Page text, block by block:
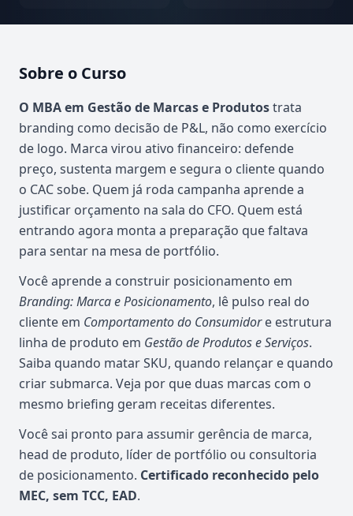
Sobre o Curso
Atualizado em abril de 2026
O MBA em Gestão de Marcas e Produtostrata
branding como decisão de P&L, não como exercício
de logo. Marca virou ativo financeiro: defende
preço, sustenta margem e segura o cliente quando
o CAC sobe. Quem já roda campanha aprende a
justificar orçamento na sala do CFO. Quem está
entrando agora monta a preparação que faltava
para sentar na mesa de portfólio.
Você aprende a construir posicionamento em
Branding: Marca e Posicionamento, lê pulso real do
cliente em Comportamento do Consumidore estrutura
linha de produto em Gestão de Produtos e Serviços.
Saiba quando matar SKU, quando relançar e quando
criar submarca. Veja por que duas marcas com o
mesmo briefing geram receitas diferentes.
Você sai pronto para assumir gerência de marca,
head de produto, líder de portfólio ou consultoria
de posicionamento. Certificado reconhecido pelo
MEC, sem TCC, EAD.